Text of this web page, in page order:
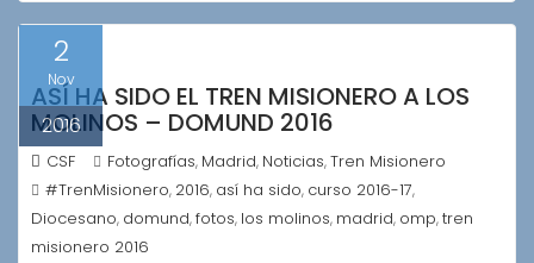
2
Nov
2016
ASÍ HA SIDO EL TREN MISIONERO A LOS
MOLINOS – DOMUND 2016
CSF Fotografías, Madrid, Noticias,Tren Misionero
#TrenMisionero, 2016, así ha sido, curso 2016-17,
Diocesano, domund,fotos, los molinos, madrid, omp,tren
misionero 2016